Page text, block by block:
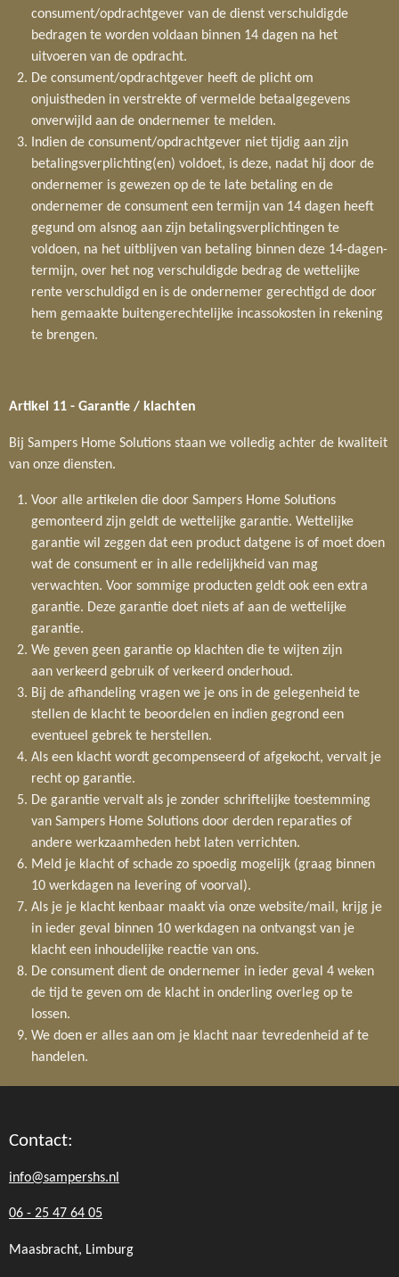
consument/opdrachtgever van de dienst verschuldigde
bedragen te worden voldaan binnen 14 dagen na het
uitvoeren van de opdracht.
De consument/opdrachtgever heeft de plicht om
onjuistheden in verstrekte of vermelde betaalgegevens
onverwijld aan de ondernemer te melden.
Indien de consument/opdrachtgever niet tijdig aan zijn
betalingsverplichting(en) voldoet, is deze, nadat hij door de
ondernemer is gewezen op de te late betaling en de
ondernemer de consument een termijn van 14 dagen heeft
gegund om alsnog aan zijn betalingsverplichtingen te
voldoen, na het uitblijven van betaling binnen deze 14-dagen-
termijn, over het nog verschuldigde bedrag de wettelijke
rente verschuldigd en is de ondernemer gerechtigd de door
hem gemaakte buitengerechtelijke incassokosten in rekening
te brengen.
Artikel 11 - Garantie / klachten
Bij Sampers Home Solutions staan we volledig achter de kwaliteit
van onze diensten.
Voor alle artikelen die door Sampers Home Solutions
gemonteerd zijn geldt de wettelijke garantie. Wettelijke
garantie wil zeggen dat een product datgene is of moet doen
wat de consument er in alle redelijkheid van mag
verwachten. Voor sommige producten geldt ook een extra
garantie. Deze garantie doet niets af aan de wettelijke
garantie.
We geven geen garantie op klachten die te wijten zijn
aan verkeerd gebruik of verkeerd onderhoud.
Bij de afhandeling vragen we je ons in de gelegenheid te
stellen de klacht te beoordelen en indien gegrond een
eventueel gebrek te herstellen.
Als een klacht wordt gecompenseerd of afgekocht, vervalt je
recht op garantie.
De garantie vervalt als je zonder schriftelijke toestemming
van Sampers Home Solutions door derden reparaties of
andere werkzaamheden hebt laten verrichten.
Meld je klacht of schade zo spoedig mogelijk (graag binnen
10 werkdagen na levering of voorval).
Als je je klacht kenbaar maakt via onze website/mail, krijg je
in ieder geval binnen 10 werkdagen na ontvangst van je
klacht een inhoudelijke reactie van ons.
De consument dient de ondernemer in ieder geval 4 weken
de tijd te geven om de klacht in onderling overleg op te
lossen.
We doen er alles aan om je klacht naar tevredenheid af te
handelen.
Contact:
info@sampershs.nl
06 - 25 47 64 05
Maasbracht, Limburg